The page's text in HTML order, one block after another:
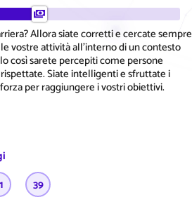
Allora siate corretti e cercate sempre
vostre attività all'interno di un contesto
così sarete percepiti come persone
Siate intelligenti e sfruttate i
per raggiungere i vostri obiettivi.
39